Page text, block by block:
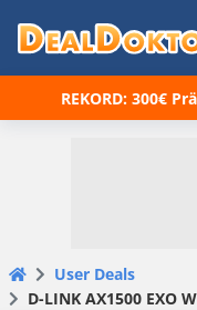
REKORD: 300€
User Deals
D-LINK AX1500 EXO